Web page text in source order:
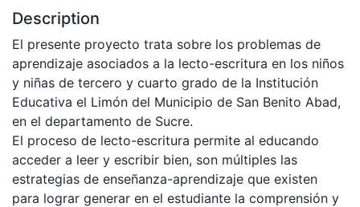
Description
El presente proyecto trata sobre los problemas de
aprendizaje asociados a la lecto-escritura en los niños
y niñas de tercero y cuarto grado de la Institución
Educativa el Limón del Municipio de San Benito Abad,
en el departamento de Sucre.
El proceso de lecto-escritura permite al educando
acceder a leer y escribir bien, son múltiples las
estrategias de enseñanza-aprendizaje que existen
para lograr generar en el estudiante la comprensión y